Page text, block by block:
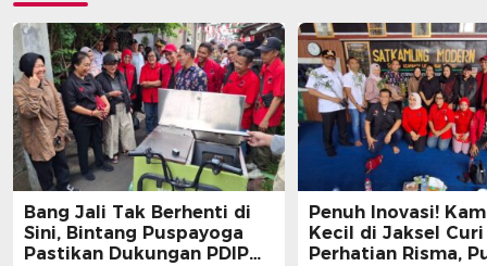
Bang Jali Tak Berhenti di
Sini, Bintang Puspayoga
Pastikan Dukungan PDIP
Penuh Inovasi!
Kecil di Jaksel Curi
Perhatian Risma,